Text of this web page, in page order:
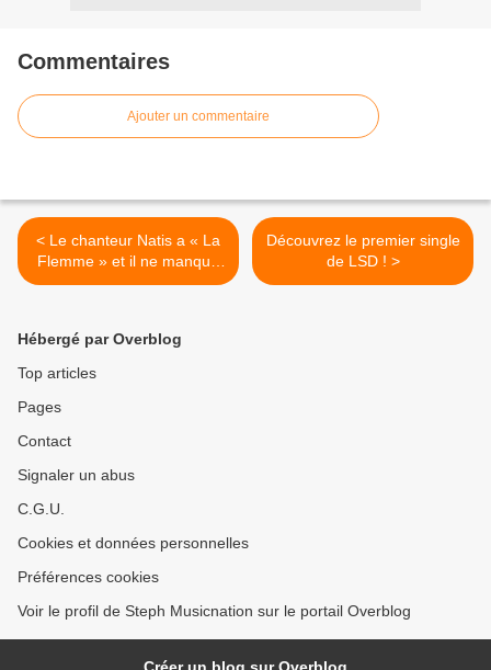
Commentaires
Ajouter un commentaire
< Le chanteur Natis a « La
Flemme » et il ne manque
pas d’humour !
Découvrez le premier single
de LSD ! >
Hébergé par Overblog
Top articles
Pages
Contact
Signaler un abus
C.G.U.
Cookies et données personnelles
Préférences cookies
Voir le profil de Steph Musicnation sur le portail Overblog
Créer un blog sur Overblog